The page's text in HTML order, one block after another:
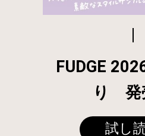
FUDGE
り 発
試し